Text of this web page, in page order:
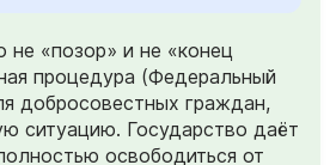
не «позор» и не «конец
процедура (Федеральный
добросовестных граждан,
ситуацию. Государство даёт
освободиться от